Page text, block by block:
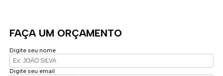
FAÇA UM ORÇAMENTO
Digite seu nome
Digite seu email